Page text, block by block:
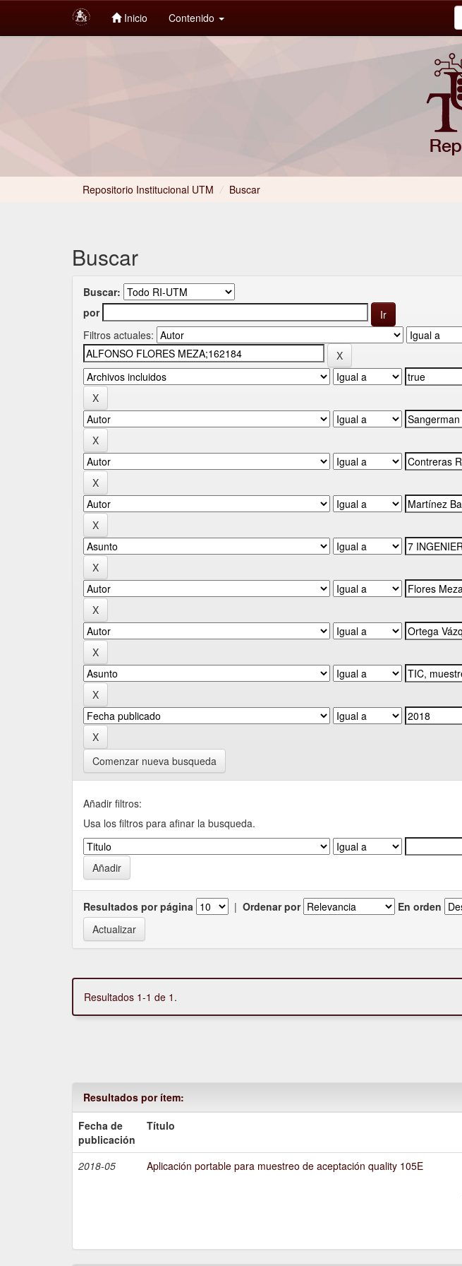
Inicio Contenido
Repositorio Institucional UTM / Buscar
Buscar
Buscar:
por
Filtros actuales:
Comenzar nueva busqueda
Añadir filtros:
Usa los filtros para afinar la busqueda.
Resultados por página | Ordenar por En orden
Resultados 1-1 de 1.
Resultados por ítem:
Fecha de
publicación
Título
2018-05 Aplicación portable para muestreo de aceptación quality 105E